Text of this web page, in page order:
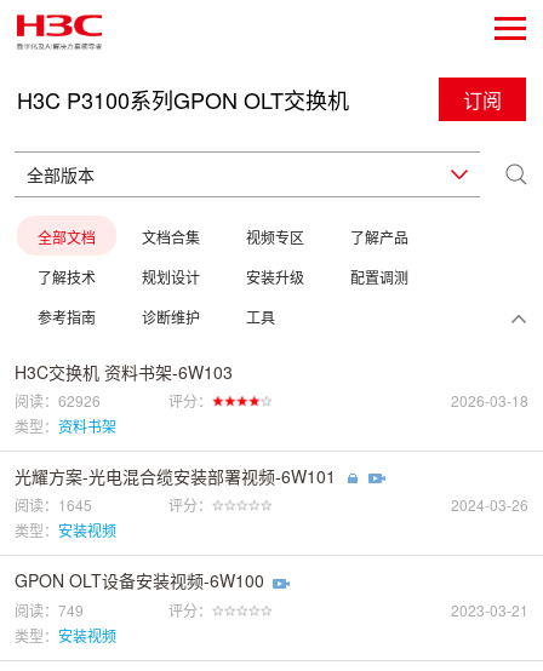
H3C P3100系列GPON OLT交换机 订阅
全部文档 文档合集 视频专区
了解产品
了解技术
规划设计 安装升级
配置调测
参考指南
诊断维护 工具
H3C交换机 资料书架-6W103
阅读：62926 评分：
2026-03-18
类型： 资料书架
光耀方案-光电混合缆安装部署视频-6W101
阅读：1645 评分：
2024-03-26
类型： 安装视频
GPON OLT设备安装视频-6W100
阅读：749 评分：
2023-03-21
类型： 安装视频